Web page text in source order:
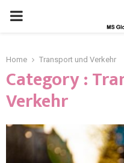
Home Transport und Verkehr
Category :
Verkehr